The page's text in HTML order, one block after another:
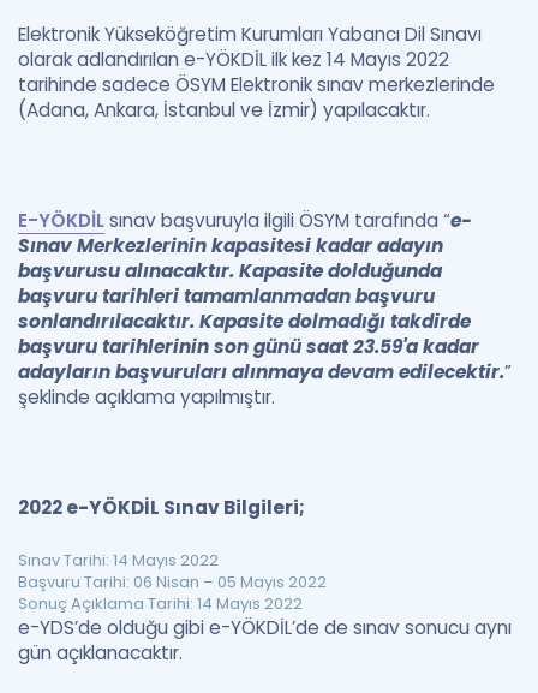
Elektronik Yükseköğretim Kurumları Yabancı Dil Sınavı
olarak adlandırılan e-YÖKDİL ilk kez 14 Mayıs 2022
tarihinde sadece ÖSYM Elektronik sınav merkezlerinde
(Adana, Ankara, İstanbul ve İzmir) yapılacaktır.
E-YÖKDİLsınav başvuruyla ilgili ÖSYM tarafında “e-
Sınav Merkezlerinin kapasitesi kadar adayın
başvurusu alınacaktır. Kapasite dolduğunda
başvuru tarihleri tamamlanmadan başvuru
sonlandırılacaktır. Kapasite dolmadığı takdirde
başvuru tarihlerinin son günü saat 23.59'a kadar
adayların başvuruları alınmaya devam edilecektir.”
şeklinde açıklama yapılmıştır.
2022 e-YÖKDİL Sınav Bilgileri;
Sınav Tarihi: 14 Mayıs 2022
Başvuru Tarihi: 06 Nisan – 05 Mayıs 2022
Sonuç Açıklama Tarihi: 14 Mayıs 2022
e-YDS’de olduğu gibi e-YÖKDİL’de de sınav sonucu aynı
gün açıklanacaktır.